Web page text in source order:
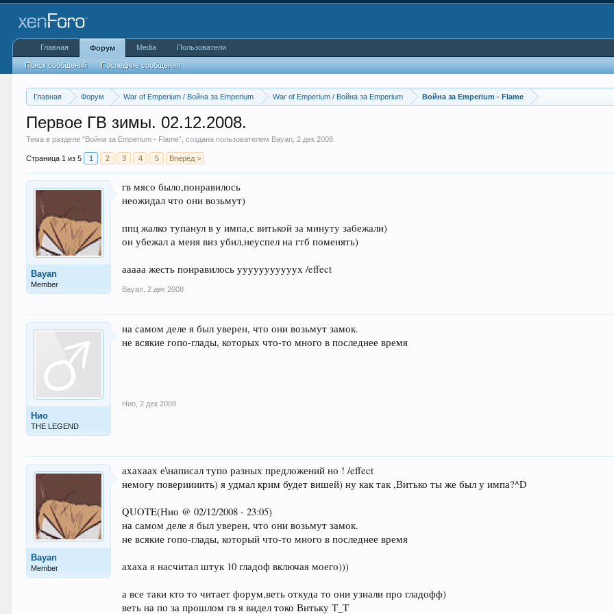
Главная Форум War of Emperium / Война за Emperium War of Emperium / Война за Emperium Война за Emperium - Flame
Первое ГВ зимы. 02.12.2008.
Тема в разделе "Война за Emperium - Flame", создана пользователем Bayan ,2 дек 2008
Страница 1 из 5 1 2 3 4 5 Вперёд >
Bayan
Member
гв мясо было,понравилось
неожидал что они возьмут)
ппц жалко тупанул в у импа,с витькой за минуту забежали)
он убежал а меня виз убил,неуспел на гтб поменять)
ааааа жесть понравилось ууууууууууух /effect
Bayan 2 дек 2008
Нио
THE LEGEND
на самом деле я был уверен, что они возьмут замок.
не всякие гопо-глады, которых что-то много в последнее время
Нио 2 дек 2008
Bayan
Member
ахахаах е\написал тупо разных предложений но ! /effect
немогу повериииить) я удмал крим будет вишей) ну как так ,Витько ты же был у импа?^D
QUOTE(Нио @ 02/12/2008 - 23:05)
на самом деле я был уверен, что они возьмут замок.
не всякие гопо-глады, который что-то много в последнее время
ахаха я насчитал штук 10 гладоф включая моего)))
а все таки кто то читает форум,веть откуда то они узнали про гладофф)
веть на по за прошлом гв я видел токо Витьку Т_Т
Главная Форум
Поиск сообщений Последние сообщения
Media Пользователи